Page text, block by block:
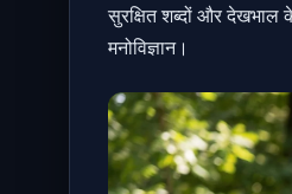
सुरक्षित शब्दों और देखभाल
मनोविज्ञान।